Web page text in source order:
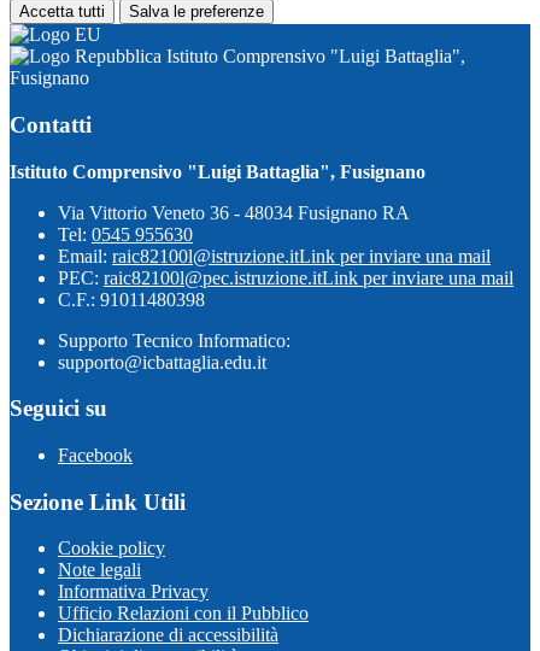
Accetta tutti Salva le preferenze
Istituto Comprensivo "Luigi Battaglia",
Fusignano
Contatti
Istituto Comprensivo "Luigi Battaglia", Fusignano
Via Vittorio Veneto 36 - 48034 Fusignano RA
Tel: 0545 955630
Email: raic82100l@istruzione.itLink per inviare una mail
PEC: raic82100l@pec.istruzione.itLink per inviare una mail
C.F.: 91011480398
Supporto Tecnico Informatico:
supporto@icbattaglia.edu.it
Seguici su
Facebook
Sezione Link Utili
Cookie policy
Note legali
Informativa Privacy
Ufficio Relazioni con il Pubblico
Dichiarazione di accessibilità